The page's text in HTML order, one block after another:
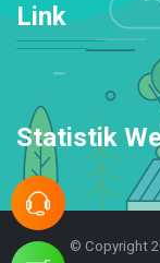
Link
Statistik
© Copyright